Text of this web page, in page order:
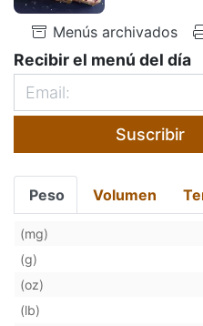
Menús archivados
Recibir el menú del día
Suscribir
Peso Volumen
(mg)
(g)
(oz)
(lb)